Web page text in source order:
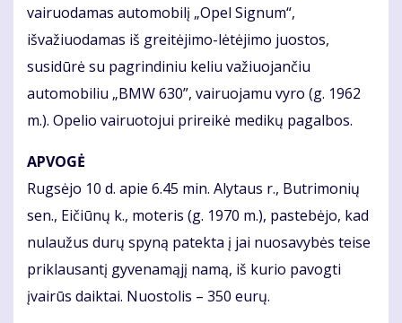
vairuodamas automobilį „Opel Signum“,
išvažiuodamas iš greitėjimo-lėtėjimo juostos,
susidūrė su pagrindiniu keliu važiuojančiu
automobiliu „BMW 630”, vairuojamu vyro (g. 1962
m.). Opelio vairuotojui prireikė medikų pagalbos.
APVOGĖ
Rugsėjo 10 d. apie 6.45 min. Alytaus r., Butrimonių
sen., Eičiūnų k., moteris (g. 1970 m.), pastebėjo, kad
nulaužus durų spyną patekta į jai nuosavybės teise
priklausantį gyvenamąjį namą, iš kurio pavogti
įvairūs daiktai. Nuostolis – 350 eurų.